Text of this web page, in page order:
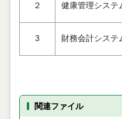
２ 健康管理システ
3 財務会計システ
関連ファイル